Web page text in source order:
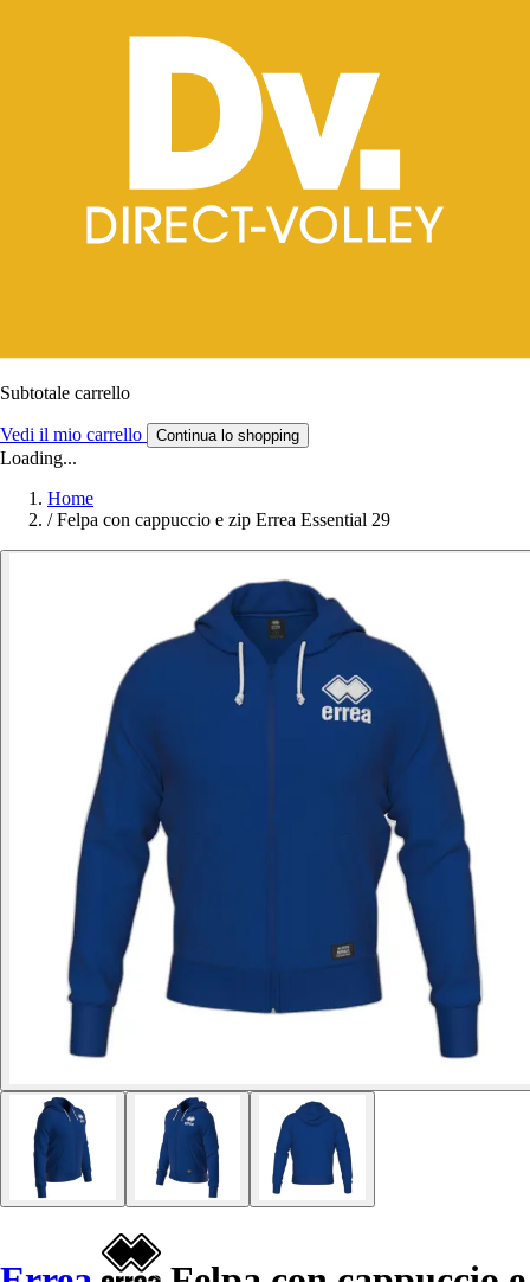
Subtotale carrello
Vedi il mio carrello Continua lo shopping
Loading...
Home
/ Felpa con cappuccio e zip Errea Essential 29